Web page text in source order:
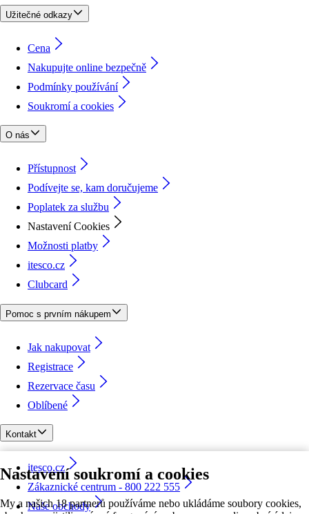
Nastavení soukromí a cookies
My a našich 18 partnerů používáme nebo ukládáme soubory cookies,
Užitečné odkazy
Cena
Nakupujte online bezpečně
Podmínky používání
Soukromí a cookies
O nás
Přístupnost
Podívejte se, kam doručujeme
Poplatek za službu
Nastavení Cookies
Možnosti platby
itesco.cz
Clubcard
Pomoc s prvním nákupem
Jak nakupovat
Registrace
Rezervace času
Oblíbené
Kontakt
itesco.cz
Zákaznické centrum - 800 222 555
Naše obchody